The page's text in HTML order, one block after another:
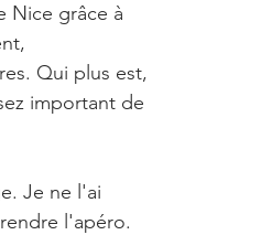
Nice grâce à
Qui plus est,
important de
Je ne l'ai
l'apéro.